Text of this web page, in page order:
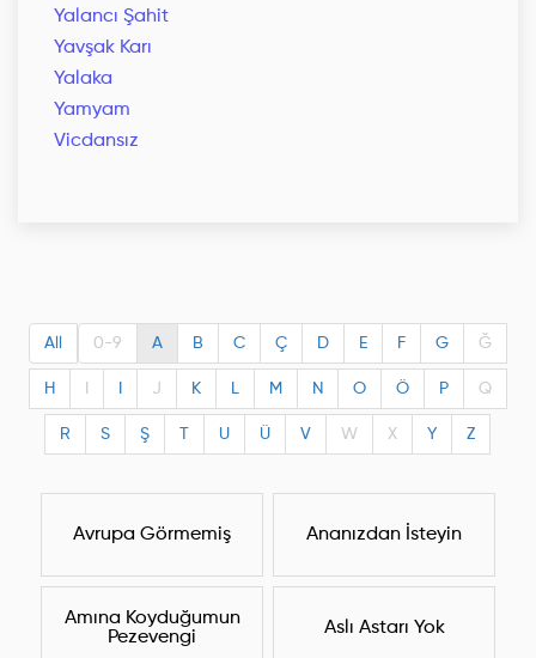
Yalancı Şahit
Yavşak Karı
Yalaka
Yamyam
Vicdansız
All 0-9 A B C Ç D E F G Ğ
H J K L M N O Ö P Q
R S Ş U Ü V W X Y Z
Avrupa Görmemiş Ananızdan İsteyin
Amına Koyduğumun
Pezevengi
Aslı Astarı Yok